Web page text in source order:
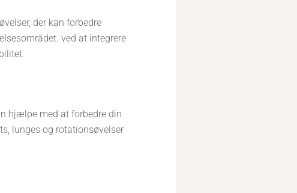
der kan forbedre
ved at integrere
hjælpe med at forbedre din
lunges og rotationsøvelser